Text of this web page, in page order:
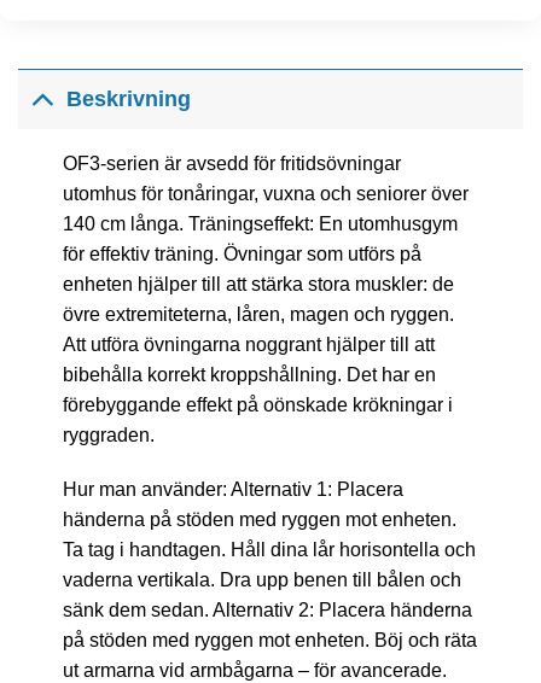
Beskrivning
OF3-serien är avsedd för fritidsövningar
utomhus för tonåringar, vuxna och seniorer över
140 cm långa. Träningseffekt: En utomhusgym
för effektiv träning. Övningar som utförs på
enheten hjälper till att stärka stora muskler: de
övre extremiteterna, låren, magen och ryggen.
Att utföra övningarna noggrant hjälper till att
bibehålla korrekt kroppshållning. Det har en
förebyggande effekt på oönskade krökningar i
ryggraden.
Hur man använder: Alternativ 1: Placera
händerna på stöden med ryggen mot enheten.
Ta tag i handtagen. Håll dina lår horisontella och
vaderna vertikala. Dra upp benen till bålen och
sänk dem sedan. Alternativ 2: Placera händerna
på stöden med ryggen mot enheten. Böj och räta
ut armarna vid armbågarna – för avancerade.